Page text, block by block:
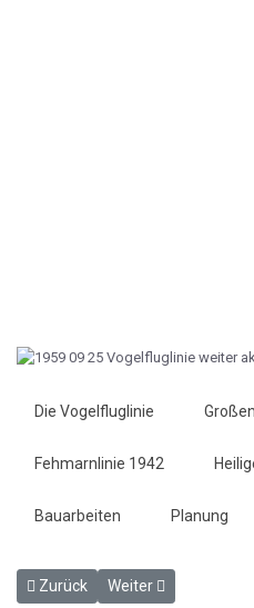
Die Vogelfluglinie
Fehmarnlinie 1942
Bauarbeiten Planung
Vorheriger Beitrag:
Zurück Nächster Beitrag:
Weiter